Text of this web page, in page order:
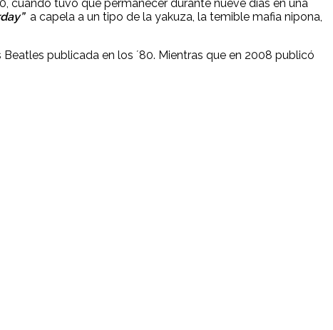
cuando tuvo que permanecer durante nueve días en una
a capela a un tipo de la yakuza, la temible mafia nipona,
publicada en los ´80. Mientras que en 2008 publicó